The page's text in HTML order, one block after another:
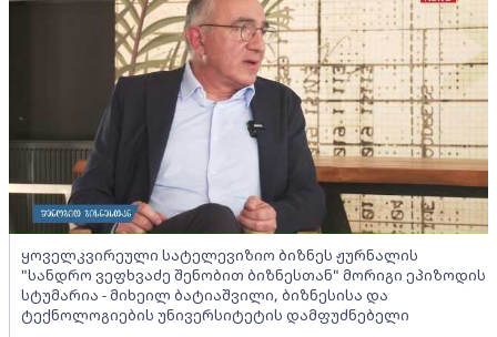
ყოველკვირეული სატელევიზიო ბიზნეს ჟურნალის
"სანდრო ვეფხვაძე შენობით ბიზნესთან" მორიგი ეპიზოდის
სტუმარია - მიხეილ ბატიაშვილი, ბიზნესისა და
ტექნოლოგიების უნივერსიტეტის დამფუძნებელი